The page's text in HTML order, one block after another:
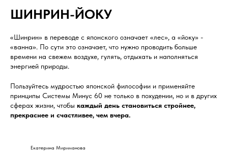
ШИНРИН-ЙОКУ
«Шинрин» в переводе с японского означает «лес», а «йоку» -
«ванна». По сути это означает, что нужно проводить больше
времени на свежем воздухе, гулять, отдыхать и наполняться
энергией природы.
Пользуйтесь мудростью японской философии и применяйте
принципы Системы Минус 60 не только в похудении, но и в других
сферах жизни, чтобы каждый день становиться стройнее,
прекраснее и счастливее, чем вчера.
Екатерина Мириманова